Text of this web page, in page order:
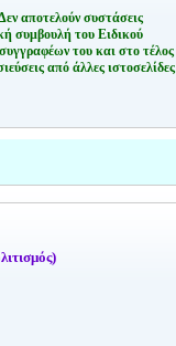
αποτελούν συστάσεις
συμβουλή του Ειδικού
του και στο τέλος
από άλλες ιστοσελίδες